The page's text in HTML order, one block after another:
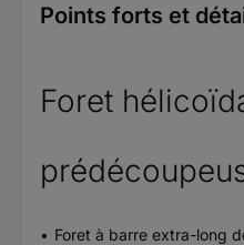
Points forts et
Foret
Foret à barre extra-long